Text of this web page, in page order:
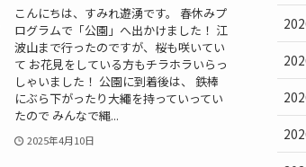
こんにちは、すみれ遊湧です。 春休みプ
ログラムで「公園」へ出かけました！ 江
波山まで行ったのですが、桜も咲いてい
て お花見をしている方もチラホラいらっ
しゃいました！ 公園に到着後は、 鉄棒
にぶら下がったり大繩を持っていってい
たので みんなで縄...
2025年4月10日